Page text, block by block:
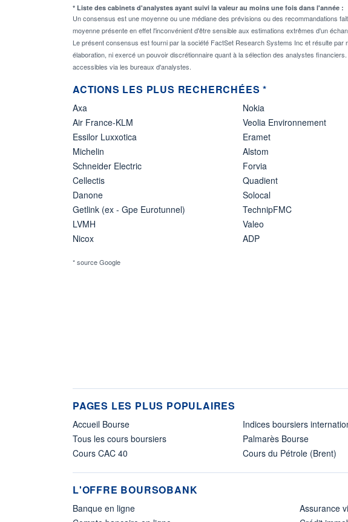
* Liste des cabinets d'analystes ayant suivi la valeur au moins une fois dans l'année :
Un consensus est une moyenne ou une médiane des prévisions ou des recommandations
moyenne présente en effet l'inconvénient d'être sensible aux estimations extrêmes d'un
Le présent consensus est fourni par la société FactSet Research Systems Inc et résulte
élaboration, ni exercé un pouvoir discrétionnaire quant à la sélection des analystes
accessibles via les bureaux d'analystes.
ACTIONS LES PLUS RECHERCHÉES *
Axa
Air France-KLM
Essilor Luxxotica
Michelin
Schneider Electric
Cellectis
Danone
Getlink (ex - Gpe Eurotunnel)
LVMH
Nicox
Nokia
Veolia Environnement
Eramet
Alstom
Forvia
Quadient
Solocal
TechnipFMC
Valeo
ADP
* source Google
PAGES LES PLUS POPULAIRES
Accueil Bourse
Tous les cours boursiers
Cours CAC 40
Indices boursiers
Palmarès Bourse
Cours du Pétrole (Brent)
L'OFFRE BOURSOBANK
Banque en ligne
Assurance